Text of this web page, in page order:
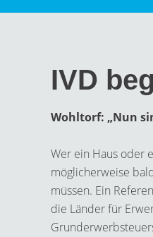
IVD
Wohltorf: „Nun
Wer ein Haus oder
möglicherweise
müssen. Ein
die Länder für